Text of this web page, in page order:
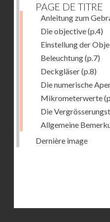
PAGE DE TITRE
Anleitung zum
Die objective(p.4)
Einstellung der
Beleuchtung(p.7)
Deckgläser(p.8)
Die numerische
Mikrometerwerte
Die
Allgemeine
Dernière image